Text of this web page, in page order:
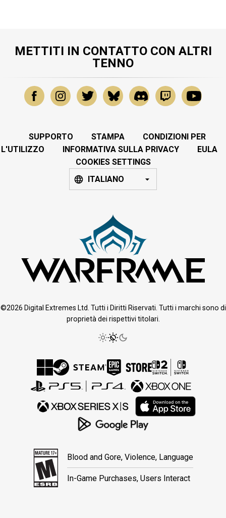
METTITI IN CONTATTO CON ALTRI
TENNO
SUPPORTO STAMPA
CONDIZIONI PER
L'UTILIZZO
INFORMATIVA SULLA PRIVACY
EULA
COOKIES SETTINGS
ITALIANO
©2026 Digital Extremes Ltd. Tutti i Diritti Riservati. Tutti i marchi sono di
proprietà dei rispettivi titolari.
Blood and Gore, Violence, Language
In-Game Purchases, Users Interact